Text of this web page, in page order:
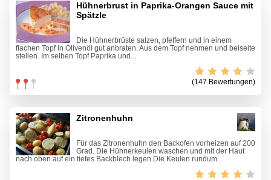
Hühnerbrust in Paprika-Orangen Sauce mit
Spätzle
Die Hühnerbrüste salzen, pfeffern und in einem
flachen Topf in Olivenöl gut anbraten. Aus dem Topf nehmen und beiseite
stellen. Im selben Topf Paprika und...
(147 Bewertungen)
Zitronenhuhn
Für das Zitronenhuhn den Backofen vorheizen auf 200
Grad. Die Hühnerkeulen waschen und mit der Haut
nach oben auf ein tiefes Backblech legen.Die Keulen rundum...